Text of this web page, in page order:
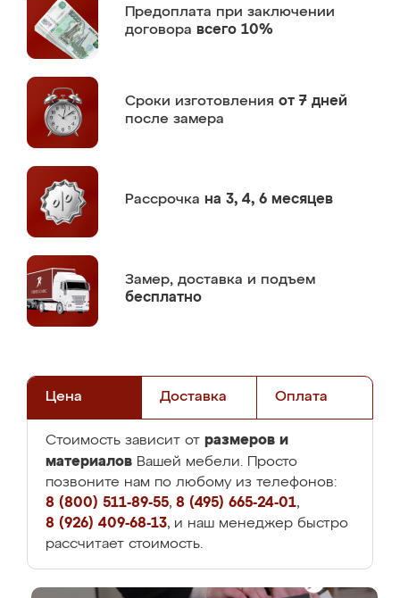
Предоплата при заключении
договора всего 10%
Сроки изготовления от 7 дней
после замера
Рассрочка на 3, 4, 6 месяцев
Замер, доставка и подъем
бесплатно
Цена Доставка Оплата
Стоимость зависит от размеров и
материалов Вашей мебели. Просто
позвоните нам по любому из телефонов:
8 (800) 511-89-55, 8 (495) 665-24-01,
8 (926) 409-68-13, и наш менеджер быстро
рассчитает стоимость.